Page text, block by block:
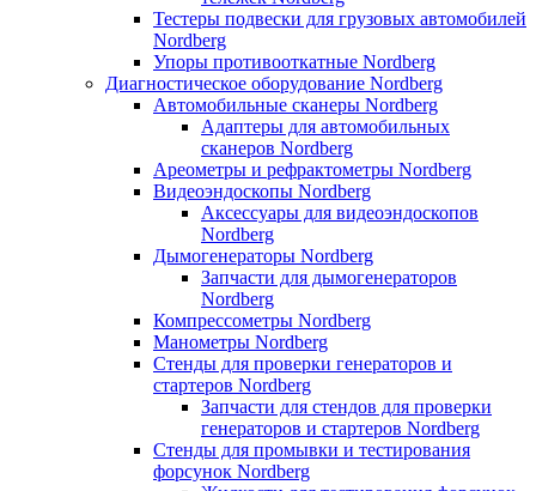
Тестеры подвески для грузовых автомобилей
Nordberg
Упоры противооткатные Nordberg
Диагностическое оборудование Nordberg
Автомобильные сканеры Nordberg
Адаптеры для автомобильных
сканеров Nordberg
Ареометры и рефрактометры Nordberg
Видеоэндоскопы Nordberg
Аксессуары для видеоэндоскопов
Nordberg
Дымогенераторы Nordberg
Запчасти для дымогенераторов
Nordberg
Компрессометры Nordberg
Манометры Nordberg
Стенды для проверки генераторов и
стартеров Nordberg
Запчасти для стендов для проверки
генераторов и стартеров Nordberg
Стенды для промывки и тестирования
форсунок Nordberg